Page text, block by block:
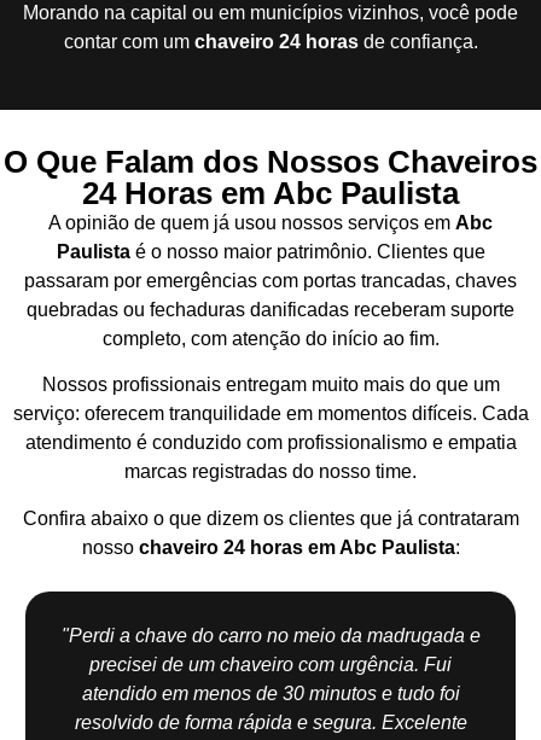
Morando na capital ou em municípios vizinhos, você pode
contar com um chaveiro 24 horasde confiança.
O Que Falam dos Nossos Chaveiros
24 Horas em Abc Paulista
A opinião de quem já usou nossos serviços em Abc
Paulistaé o nosso maior patrimônio. Clientes que
passaram por emergências com portas trancadas, chaves
quebradas ou fechaduras danificadas receberam suporte
completo, com atenção do início ao fim.
Nossos profissionais entregam muito mais do que um
serviço: oferecem tranquilidade em momentos difíceis. Cada
atendimento é conduzido com profissionalismo e empatia
marcas registradas do nosso time.
Confira abaixo o que dizem os clientes que já contrataram
nosso chaveiro 24 horas em Abc Paulista:
"Perdi a chave do carro no meio da madrugada e
precisei de um chaveiro com urgência. Fui
atendido em menos de 30 minutos e tudo foi
resolvido de forma rápida e segura. Excelente